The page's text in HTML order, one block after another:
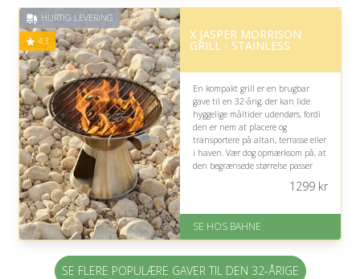
Fremragende Trustpilot rating
HURTIG LEVERING
4.3 X JASPER MORRISON
GRILL - STAINLESS
En kompakt grill er en brugbar
gave til en 32-årig, der kan lide
hyggelige måltider udendørs, fordi
den er nem at placere og
transportere på altan, terrasse eller
i haven. Vær dog opmærksom på, at
den begrænsede størrelse passer
Gratis fragt
på 4.3 ud af 5
1299kr
SE HOS BAHNE
SE FLERE POPULÆRE GAVER TIL DEN 32-ÅRIGE